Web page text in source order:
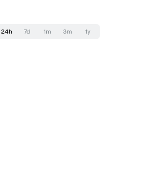
24h 7d 1m 3m 1y